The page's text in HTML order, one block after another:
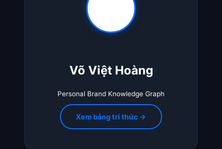
Võ Việt Hoàng
Personal Brand Knowledge Graph
Xem bảng tri thức →